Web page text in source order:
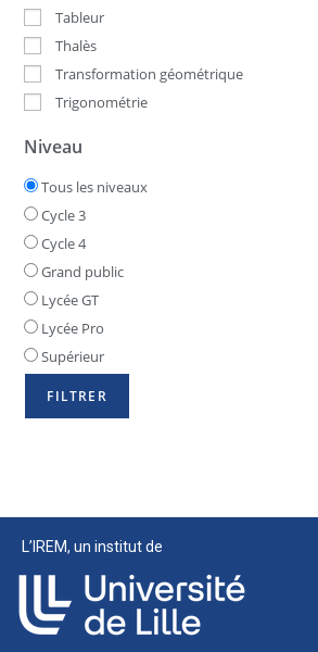
Tableur
Thalès
Transformation géométrique
Trigonométrie
Niveau
Tous les niveaux
Cycle 3
Cycle 4
Grand public
Lycée GT
Lycée Pro
Supérieur
L’IREM, un institut de